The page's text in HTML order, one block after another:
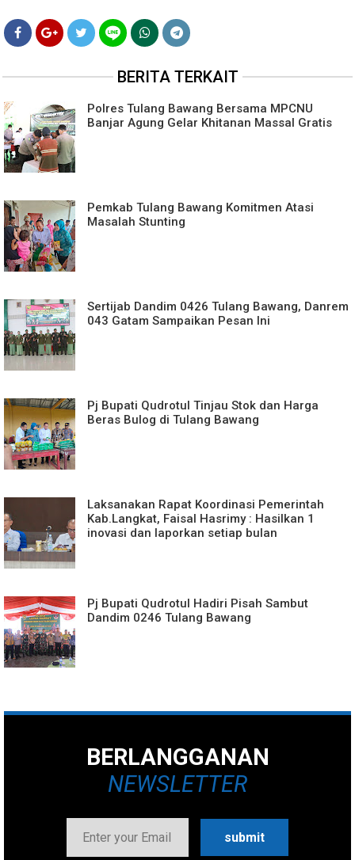
BERITA TERKAIT
Polres Tulang Bawang Bersama MPCNU
Banjar Agung Gelar Khitanan Massal Gratis
Pemkab Tulang Bawang Komitmen Atasi
Masalah Stunting
Sertijab Dandim 0426 Tulang Bawang, Danrem
043 Gatam Sampaikan Pesan Ini
Pj Bupati Qudrotul Tinjau Stok dan Harga
Beras Bulog di Tulang Bawang
Laksanakan Rapat Koordinasi Pemerintah
Kab.Langkat, Faisal Hasrimy : Hasilkan 1
inovasi dan laporkan setiap bulan
Pj Bupati Qudrotul Hadiri Pisah Sambut
Dandim 0246 Tulang Bawang
BERLANGGANAN
NEWSLETTER